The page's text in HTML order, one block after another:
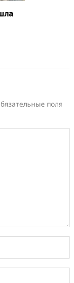
поля